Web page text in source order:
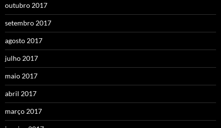
outubro 2017
setembro 2017
agosto 2017
julho 2017
maio 2017
abril 2017
março 2017